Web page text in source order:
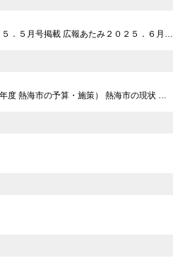
．５月号掲載 広報あたみ２０２５．６月…
度 熱海市の予算・施策） 熱海市の現状 …